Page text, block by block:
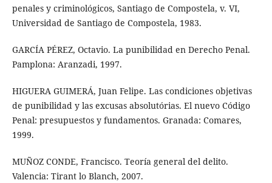
penales y criminológicos, Santiago de Compostela, v. VI,
Universidad de Santiago de Compostela, 1983.
GARCÍA PÉREZ, Octavio. La punibilidad en Derecho Penal.
Pamplona: Aranzadi, 1997.
HIGUERA GUIMERÁ, Juan Felipe. Las condiciones objetivas
de punibilidad y las excusas absolutórias. El nuevo Código
Penal: presupuestos y fundamentos. Granada: Comares,
1999.
MUÑOZ CONDE, Francisco. Teoría general del delito.
Valencia: Tirant lo Blanch, 2007.